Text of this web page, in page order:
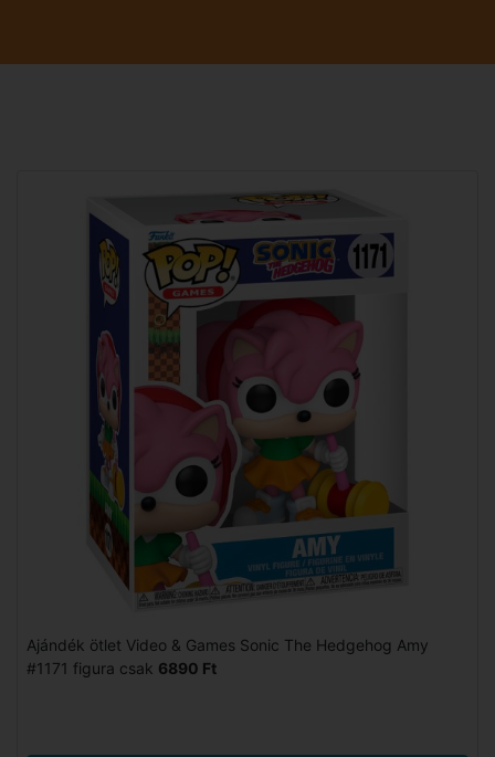
Ajándék ötlet Video & Games Sonic The Hedgehog Amy
#1171 figura csak 6890 Ft